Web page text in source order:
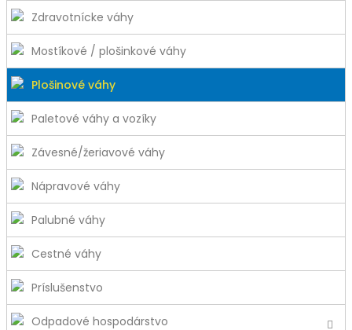
Zdravotnícke váhy
Mostíkové / plošinkové váhy
Plošinové váhy
Paletové váhy a vozíky
Závesné/žeriavové váhy
Nápravové váhy
Palubné váhy
Cestné váhy
Príslušenstvo
Odpadové hospodárstvo